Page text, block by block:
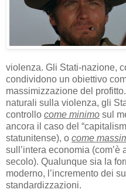
violenza. Gli Stati-nazione,
condividono un obiettivo
massimizzazione del
naturali sulla violenza, gli
controllo come minimo sul
ancora il caso del
statunitense), o come
sull’intera economia
secolo). Qualunque sia la
moderno, l’incremento dei
standardizzazioni.